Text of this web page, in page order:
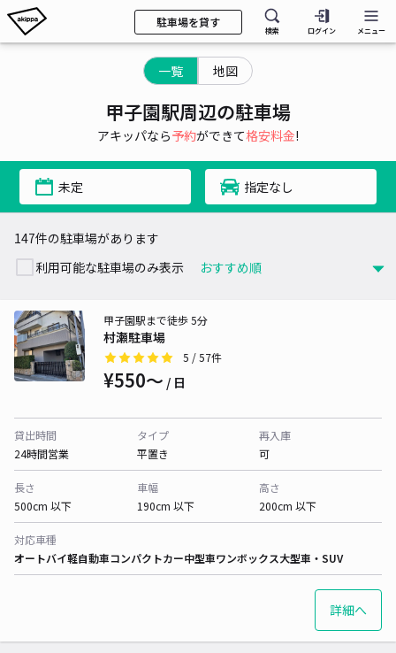
駐車場を貸す
検索 ログイン メニュー
一覧 地図
甲子園駅周辺の駐車場
アキッパなら予約ができて格安料金!
未定 指定なし
147件の駐車場があります
利用可能な駐車場のみ表示
村瀬駐車場
甲子園駅まで徒歩 5分
5 / 57件
¥550〜 / 日
貸出時間
24時間営業
タイプ
平置き
再入庫
可
長さ
500cm 以下
車幅
190cm 以下
高さ
200cm 以下
対応車種
オートバイ軽自動車コンパクトカー中型車ワンボックス大型車・SUV
詳細へ